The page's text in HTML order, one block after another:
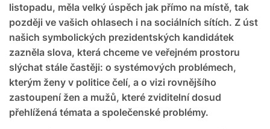
listopadu, měla velký úspěch jak přímo na místě, tak
později ve vašich ohlasech i na sociálních sítích. Z úst
našich symbolických prezidentských kandidátek
zazněla slova, která chceme ve veřejném prostoru
slýchat stále častěji: o systémových problémech,
kterým ženy v politice čelí, a o vizi rovnějšího
zastoupení žen a mužů, které zviditelní dosud
přehlížená témata a společenské problémy.